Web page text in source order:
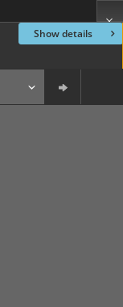
Show details